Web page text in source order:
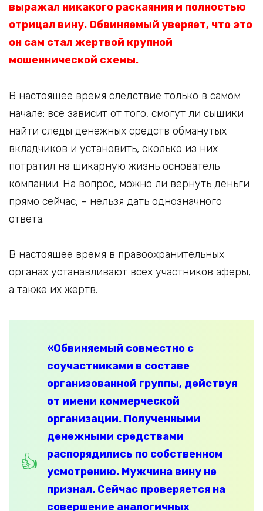
выражал никакого раскаяния и полностью
отрицал вину. Обвиняемый уверяет, что это
он сам стал жертвой крупной
мошеннической схемы.
В настоящее время следствие только в самом
начале: все зависит от того, смогут ли сыщики
найти следы денежных средств обманутых
вкладчиков и установить, сколько из них
потратил на шикарную жизнь основатель
компании. На вопрос, можно ли вернуть деньги
прямо сейчас, – нельзя дать однозначного
ответа.
В настоящее время в правоохранительных
органах устанавливают всех участников аферы,
а также их жертв.
«Обвиняемый совместно с
соучастниками в составе
организованной группы, действуя
от имени коммерческой
организации. Полученными
денежными средствами
распорядились по собственном
усмотрению. Мужчина вину не
признал. Сейчас проверяется на
совершение аналогичных